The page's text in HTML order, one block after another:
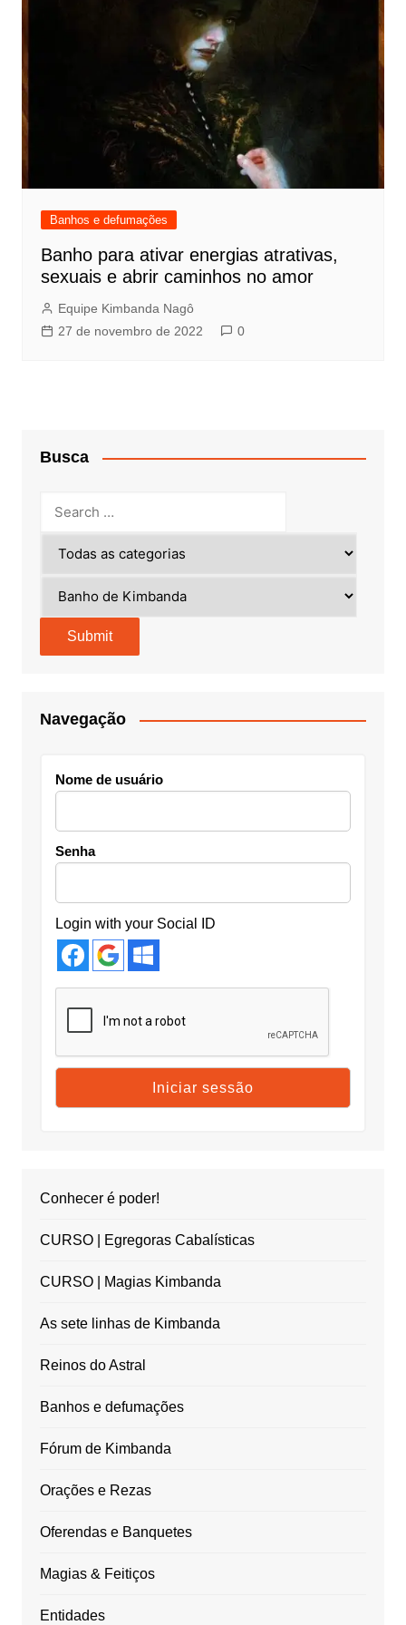
Banhos e defumações
Banho para ativar energias atrativas,
sexuais e abrir caminhos no amor
Equipe Kimbanda Nagô
27 de novembro de 2022
0
Busca
Navegação
Nome de usuário
Senha
Login with your Social ID
Conhecer é poder!
CURSO | Egregoras Cabalísticas
CURSO | Magias Kimbanda
As sete linhas de Kimbanda
Reinos do Astral
Banhos e defumações
Fórum de Kimbanda
Orações e Rezas
Oferendas e Banquetes
Magias & Feitiços
Entidades